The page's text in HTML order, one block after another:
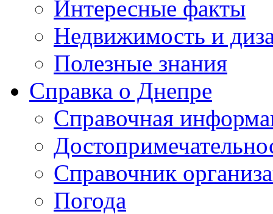
Интересные факты
Недвижимость и
Полезные знания
Справка о Днепре
Справочная
Справочник
Погода